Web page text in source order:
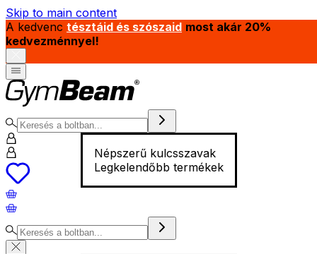
Skip to main content
A kedvenc tésztáid és szószaid most akár 20%
kedvezménnyel!
Népszerű kulcsszavak
Legkelendőbb termékek